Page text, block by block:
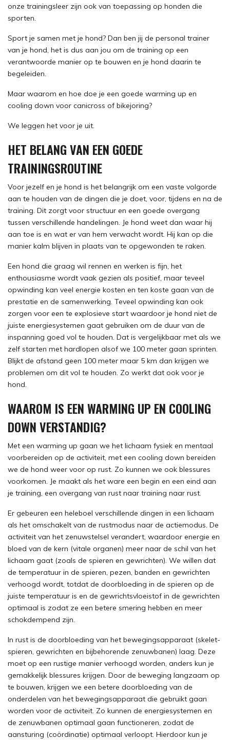
onze trainingsleer zijn ook van toepassing op honden die
sporten.
Sport je samen met je hond? Dan ben jij de personal trainer
van je hond, het is dus aan jou om de training op een
verantwoorde manier op te bouwen en je hond daarin te
begeleiden.
Maar waarom en hoe doe je een goede warming up en
cooling down voor canicross of bikejoring?
We leggen het voor je uit.
HET BELANG VAN EEN GOEDE
TRAININGSROUTINE
Voor jezelf en je hond is het belangrijk om een vaste volgorde
aan te houden van de dingen die je doet, voor, tijdens en na de
training. Dit zorgt voor structuur en een goede overgang
tussen verschillende handelingen. Je hond weet dan waar hij
aan toe is en wat er van hem verwacht wordt. Hij kan op die
manier kalm blijven in plaats van te opgewonden te raken.
Een hond die graag wil rennen en werken is fijn, het
enthousiasme wordt vaak gezien als positief, maar teveel
opwinding kan veel energie kosten en ten koste gaan van de
prestatie en de samenwerking. Teveel opwinding kan ook
zorgen voor een te explosieve start waardoor je hond niet de
juiste energiesystemen gaat gebruiken om de duur van de
inspanning goed vol te houden. Dat is vergelijkbaar met als we
zelf starten met hardlopen alsof we 100 meter gaan sprinten.
Blijkt de afstand geen 100 meter maar 5 km dan krijgen we
problemen om dit vol te houden. Zo werkt dat ook voor je
hond.
WAAROM IS EEN WARMING UP EN COOLING
DOWN VERSTANDIG?
Met een warming up gaan we het lichaam fysiek en mentaal
voorbereiden op de activiteit, met een cooling down bereiden
we de hond weer voor op rust. Zo kunnen we ook blessures
voorkomen. Je maakt als het ware een begin en een eind aan
je training, een overgang van rust naar training naar rust.
Er gebeuren een heleboel verschillende dingen in een lichaam
als het omschakelt van de rustmodus naar de actiemodus. De
activiteit van het zenuwstelsel verandert, waardoor energie en
bloed van de kern (vitale organen) meer naar de schil van het
lichaam gaat (zoals de spieren en gewrichten). We willen dat
de temperatuur in de spieren, pezen, banden en gewrichten
verhoogd wordt, totdat de doorbloeding in de spieren op de
juiste temperatuur is en de gewrichtsvloeistof in de gewrichten
optimaal is zodat ze een betere smering hebben en meer
schokdempend zijn.
In rust is de doorbloeding van het bewegingsapparaat (skelet-
spieren, gewrichten en bijbehorende zenuwbanen) laag. Deze
moet op een rustige manier verhoogd worden, anders kun je
gemakkelijk blessures krijgen. Door de beweging langzaam op
te bouwen, krijgen we een betere doorbloeding van de
onderdelen van het bewegingsapparaat die gebruikt gaan
worden voor de activiteit. Zo kunnen de energiesystemen en
de zenuwbanen optimaal gaan functioneren, zodat de
aansturing (coördinatie) optimaal verloopt. Hierdoor kun je